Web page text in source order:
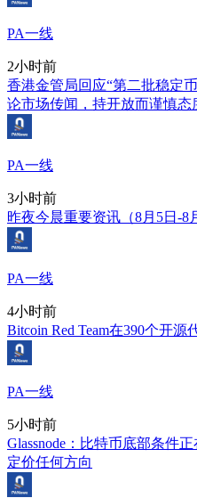
PA一线
2小时前
香港金管局回应“第二批稳定
论市场传闻，持开放而谨慎态
PA一线
3小时前
昨夜今晨重要资讯（8月5日-8
PA一线
4小时前
Bitcoin Red Team在390个开
PA一线
5小时前
Glassnode：比特币底部条件
定价任何方向